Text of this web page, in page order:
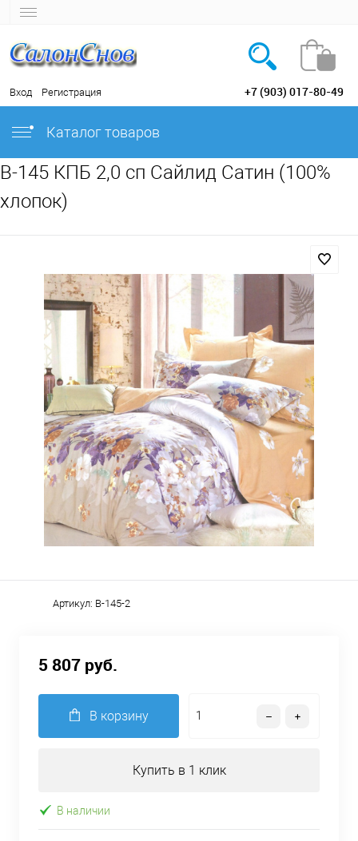
Вход Регистрация +7 (903) 017-80-49
Каталог товаров
B-145 КПБ 2,0 сп Сайлид Сатин (100%
хлопок)
Артикул: B-145-2
5 807 руб.
В корзину
Купить в 1 клик
В наличии